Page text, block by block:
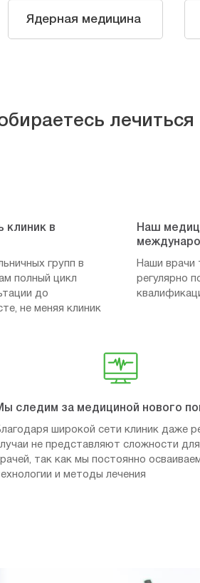
Ядерная медицина
клиник в
групп в
полный цикл
до
не меняя клиник
Наш
Наши врачи
регулярно
следим за медициной нового
широкой сети клиник даже
не представляют сложности
так как мы постоянно
и методы лечения